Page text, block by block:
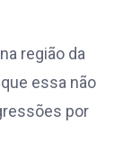
região da
essa não
por